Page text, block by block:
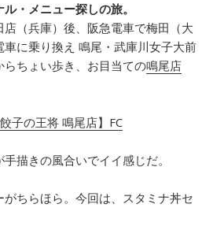
・メニュー探しの旅。
（兵庫）後、阪急電車で梅田（大
に乗り換え 鳴尾・武庫川女子大前
らちょい歩き、お目当ての鳴尾店
子の王将 鳴尾店】FC
描きの風合いでイイ感じだ。
がちらほら。今回は、スタミナ丼セ